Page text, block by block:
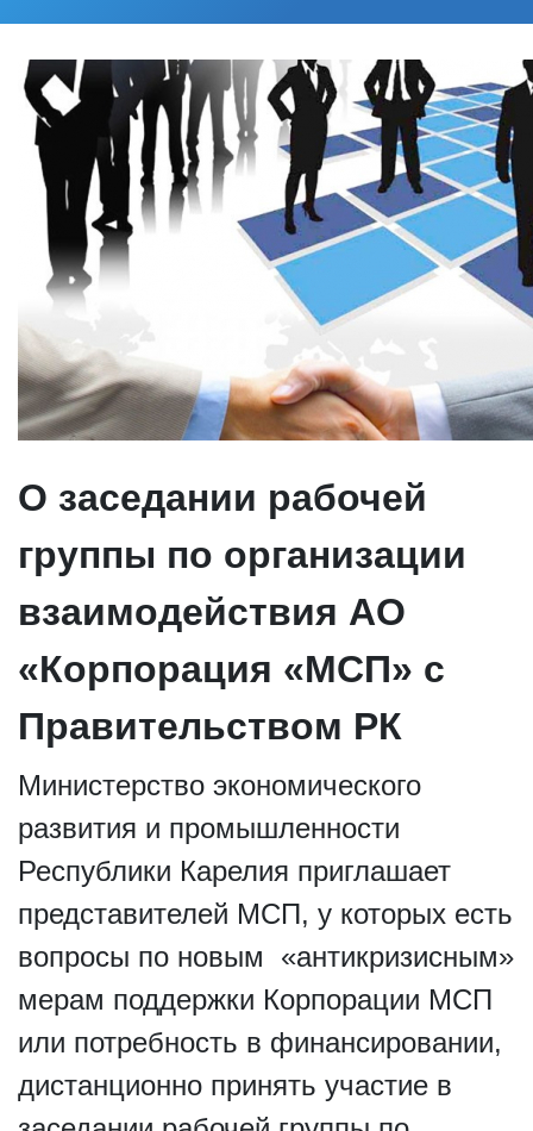
О заседании рабочей
группы по организации
взаимодействия АО
«Корпорация «МСП» с
Правительством РК
Министерство экономического
развития и промышленности
Республики Карелия приглашает
представителей МСП, у которых есть
вопросы по новым «антикризисным»
мерам поддержки Корпорации МСП
или потребность в финансировании,
дистанционно принять участие в